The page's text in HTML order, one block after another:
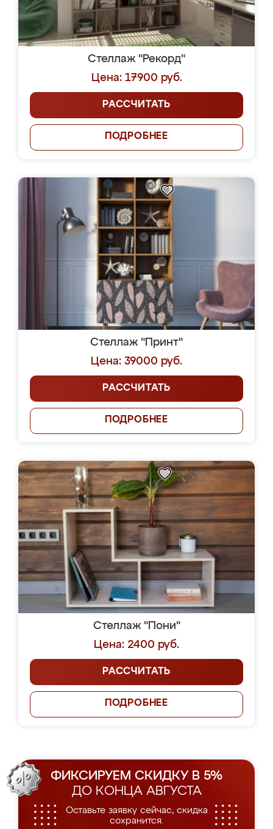
Стеллаж "Рекорд"
Цена: 17900 руб.
РАССЧИТАТЬ
ПОДРОБНЕЕ
Стеллаж "Принт"
Цена: 39000 руб.
РАССЧИТАТЬ
ПОДРОБНЕЕ
Стеллаж "Пони"
Цена: 2400 руб.
РАССЧИТАТЬ
ПОДРОБНЕЕ
ФИКСИРУЕМ СКИДКУ В 5%
ДО КОНЦА АВГУСТА
Оставьте заявку сейчас, скидка
сохранится.